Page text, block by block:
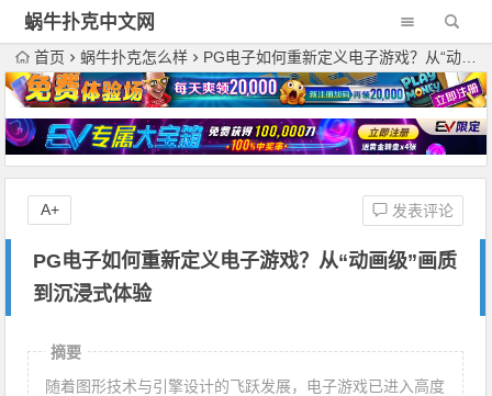
蜗牛扑克中文网
首页 蜗牛扑克怎么样 PG电子如何重新定义电子游戏？从“动画级”画质到沉浸式体验
PG电子如何重新定义电子游戏？从“动画级”画质
到沉浸式体验
发表评论
A+
摘要
随着图形技术与引擎设计的飞跃发展，电子游戏已进入高度